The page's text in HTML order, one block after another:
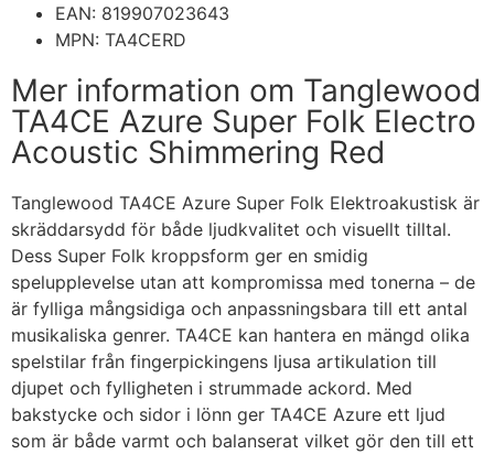
EAN: 819907023643
MPN: TA4CERD
Mer information om Tanglewood
TA4CE Azure Super Folk Electro
Acoustic Shimmering Red
Tanglewood TA4CE Azure Super Folk Elektroakustisk är
skräddarsydd för både ljudkvalitet och visuellt tilltal.
Dess Super Folk kroppsform ger en smidig
spelupplevelse utan att kompromissa med tonerna – de
är fylliga mångsidiga och anpassningsbara till ett antal
musikaliska genrer. TA4CE kan hantera en mängd olika
spelstilar från fingerpickingens ljusa artikulation till
djupet och fylligheten i strummade ackord. Med
bakstycke och sidor i lönn ger TA4CE Azure ett ljud
som är både varmt och balanserat vilket gör den till ett